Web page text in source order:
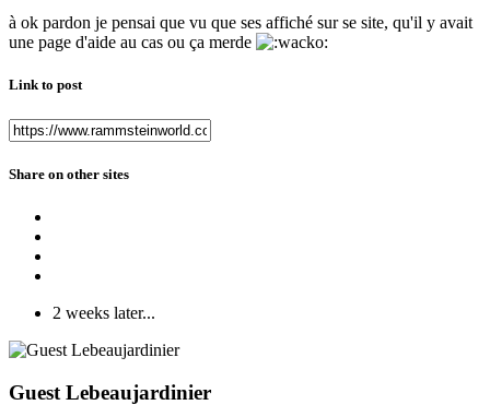
à ok pardon je pensai que vu que ses affiché sur se site, qu'il y avait
une page d'aide au cas ou ça merde
Link to post
Share on other sites
2 weeks later...
Guest Lebeaujardinier